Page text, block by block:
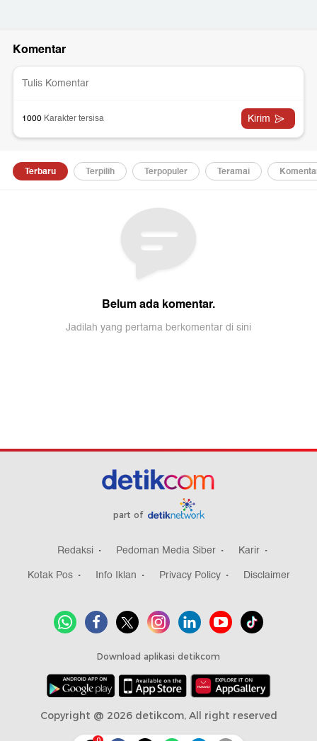
part of
Redaksi Pedoman Media Siber
Karir
Kotak Pos
Info Iklan Privacy Policy Disclaimer
Download aplikasi detikcom
Copyright @ 2026 detikcom, All right reserved